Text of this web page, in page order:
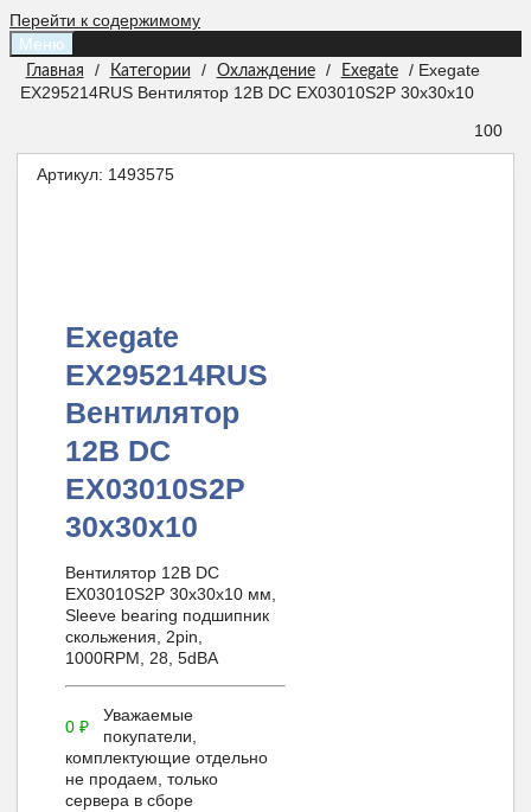
Перейти к содержимому
Меню
Главная / Категории / Охлаждение / Exegate
/ Exegate
EX295214RUS Вентилятор 12B DC EX03010S2P 30x30x10
100
Артикул: 1493575
Exegate
EX295214RUS
Вентилятор
12B DC
EX03010S2P
30x30x10
Вентилятор 12B DC
EX03010S2P 30x30x10 мм,
Sleeve bearing подшипник
скольжения, 2pin,
1000RPM, 28, 5dBA
0₽
Уважаемые
покупатели,
комплектующие отдельно
не продаем, только
сервера в сборе